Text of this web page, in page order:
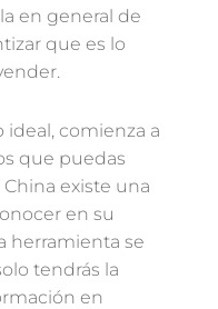
en general de
que es lo
comienza a
que puedas
existe una
en su
herramienta se
tendrás la
en